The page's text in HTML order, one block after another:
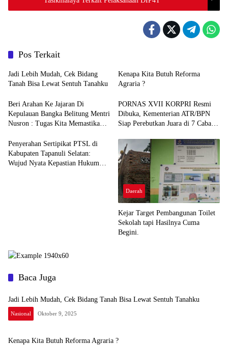
Pos Terkait
Jadi Lebih Mudah, Cek Bidang
Tanah Bisa Lewat Sentuh Tanahku
Kenapa Kita Butuh Reforma
Agraria ?
Beri Arahan Ke Jajaran Di
Kepulauan Bangka Belitung Mentri
Nusron : Tugas Kita Memastikan
PORNAS XVII KORPRI Resmi
Dibuka, Kementerian ATR/BPN
Siap Perebutkan Juara di 7 Cabang
Penyerahan Sertipikat PTSL di
Kabupaten Tapanuli Selatan:
Wujud Nyata Kepastian Hukum
Daerah
Kejar Target Pembangunan Toilet
Sekolah tapi Hasilnya Cuma
Begini.
Baca Juga
Jadi Lebih Mudah, Cek Bidang Tanah Bisa Lewat Sentuh Tanahku
Nasional Oktober 9, 2025
Kenapa Kita Butuh Reforma Agraria ?